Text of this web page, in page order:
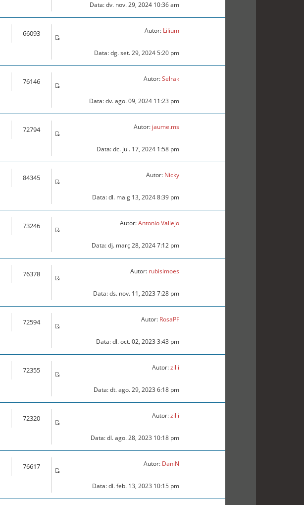
Data: dv. nov. 29, 2024 10:36 am
66093 Autor: Lilium
Data: dg. set. 29, 2024 5:20 pm
76146 Autor:Selrak
Data: dv. ago. 09, 2024 11:23 pm
72794 Autor: jaume.ms
Data: dc. jul. 17, 2024 1:58 pm
84345 Autor: Nicky
Data: dl. maig 13, 2024 8:39 pm
73246 Autor:Antonio Vallejo
Data: dj. març 28, 2024 7:12 pm
76378 Autor: rubisimoes
Data: ds. nov. 11, 2023 7:28 pm
72594 Autor: RosaPF
Data: dl. oct. 02, 2023 3:43 pm
72355 Autor:zilli
Data: dt. ago. 29, 2023 6:18 pm
72320 Autor:zilli
Data: dl. ago. 28, 2023 10:18 pm
76617 Autor: DaniN
Data: dl. feb. 13, 2023 10:15 pm